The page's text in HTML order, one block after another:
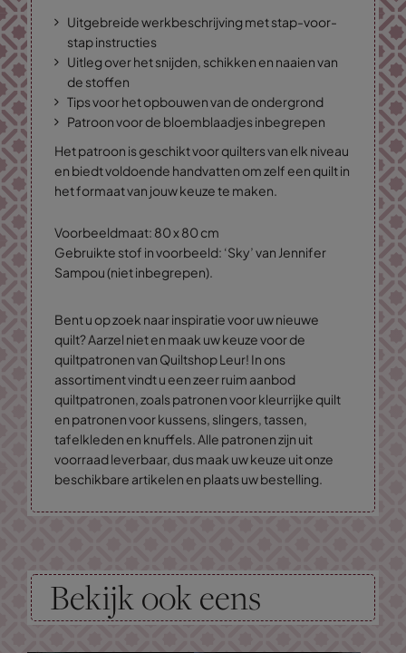
Uitgebreide werkbeschrijving met stap-voor-
stap instructies
Uitleg over het snijden, schikken en naaien van
de stoffen
Tips voor het opbouwen van de ondergrond
Patroon voor de bloemblaadjes inbegrepen
Het patroon is geschikt voor quilters van elk niveau
en biedt voldoende handvatten om zelf een quilt in
het formaat van jouw keuze te maken.
Voorbeeldmaat: 80 x 80 cm
Gebruikte stof in voorbeeld: ‘Sky’ van Jennifer
Sampou (niet inbegrepen).
Bent u op zoek naar inspiratie voor uw nieuwe
quilt? Aarzel niet en maak uw keuze voor de
quiltpatronen van Quiltshop Leur! In ons
assortiment vindt u een zeer ruim aanbod
quiltpatronen, zoals patronen voor kleurrijke quilt
en patronen voor kussens, slingers, tassen,
tafelkleden en knuffels. Alle patronen zijn uit
voorraad leverbaar, dus maak uw keuze uit onze
beschikbare artikelen en plaats uw bestelling.
Bekijk ook eens